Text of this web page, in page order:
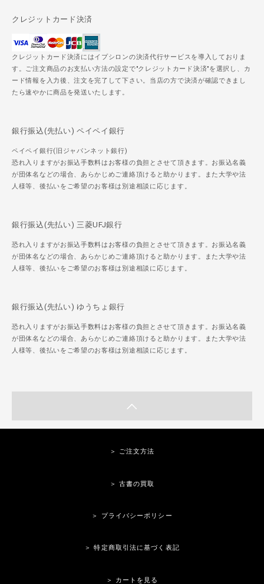
クレジットカード決済
クレジットカード決済にはイプシロンの決済代行サービスを導入しておりま
す。ご注文商品のお支払い方法の設定で"クレジットカード決済"を選択し、カ
ード情報を入力後、注文を完了して下さい。当店の方で決済が確認できまし
たら速やかに商品を発送いたします。
銀行振込(先払い) ペイペイ銀行
ペイペイ銀行(旧ジャパンネット銀行)
恐れ入りますがお振込手数料はお客様の負担とさせて頂きます。お振込名義
が団体名などの場合、あらかじめご連絡頂けると助かります。また大学や法
人様等、後払いをご希望のお客様は別途相談に応じます。
銀行振込(先払い) 三菱UFJ銀行
恐れ入りますがお振込手数料はお客様の負担とさせて頂きます。お振込名義
が団体名などの場合、あらかじめご連絡頂けると助かります。また大学や法
人様等、後払いをご希望のお客様は別途相談に応じます。
銀行振込(先払い) ゆうちょ銀行
恐れ入りますがお振込手数料はお客様の負担とさせて頂きます。お振込名義
が団体名などの場合、あらかじめご連絡頂けると助かります。また大学や法
人様等、後払いをご希望のお客様は別途相談に応じます。
＞ ご注文方法
＞ 古書の買取
＞ プライバシーポリシー
＞ 特定商取引法に基づく表記
＞ カートを見る